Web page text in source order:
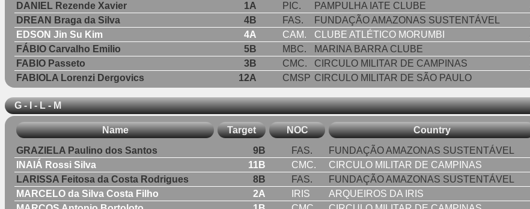
DANIEL Rezende Xavier 1A PIC. PAMPULHA IATE CLUBE
DREAN Braga da Silva
4B FAS. FUNDAÇÃO AMAZONAS SUSTENTÁVEL
EDSON Jin Su Kim
4A CAM. CLUBE ATLÉTICO MORUMBI
FÁBIO Carvalho Emilio
5B MBC. MARINA BARRA CLUBE
FABIO Passeto
3B CMC. CIRCULO MILITAR DE CAMPINAS
FABIOLA Lorenzi Dergovics
12A CMSP CIRCULO MILITAR DE SÃO PAULO
G - I - L - M
Name Target NOC Country
GRAZIELA Paulino dos Santos 9B FAS. FUNDAÇÃO AMAZONAS SUSTENTÁVEL
INAIÁ Rossi Silva
11B CMC. CIRCULO MILITAR DE CAMPINAS
LARISSA Feitosa da Costa Rodrigues
8B FAS. FUNDAÇÃO AMAZONAS SUSTENTÁVEL
MARCELO da Silva Costa Filho
2A IRIS ARQUEIROS DA IRIS